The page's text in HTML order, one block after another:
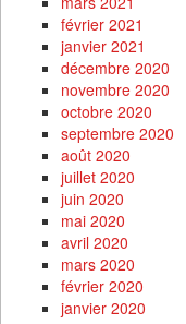
février 2021
janvier 2021
décembre 2020
novembre 2020
octobre 2020
septembre 2020
août 2020
juillet 2020
juin 2020
mai 2020
avril 2020
mars 2020
février 2020
janvier 2020